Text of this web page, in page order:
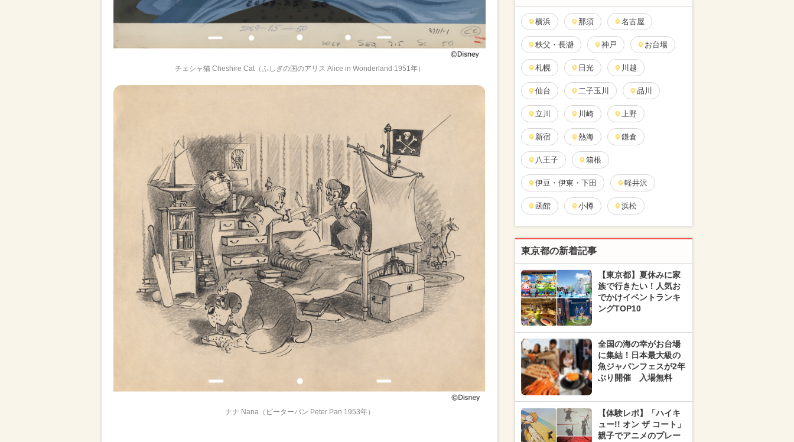
チェシャ猫 Cheshire Cat（ふしぎの国のアリス Alice in Wonderland 1951年）
ナナ Nana（ピーターパン Peter Pan 1953年）
横浜 那須 名古屋
秩父・長瀞 神戸 お台場
札幌 日光 川越
仙台 二子玉川 品川
立川 川崎 上野
新宿 熱海 鎌倉
八王子 箱根
伊豆・伊東・下田 軽井沢
函館 小樽 浜松
東京都の新着記事
【東京都】夏休みに家
族で行きたい！人気お
でかけイベントランキ
ングTOP10
全国の海の幸がお台場
に集結！日本最大級の
魚ジャパンフェスが2年
ぶり開催 入場無料
【体験レポ】「ハイキ
ュー!! オン ザ コート」
親子でアニメのプレー